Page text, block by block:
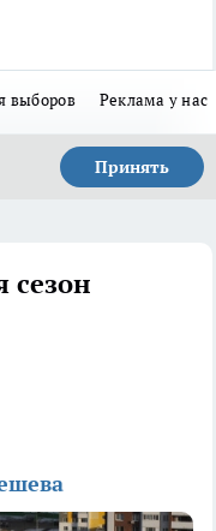
выборов Реклама у нас
Принять
сезон